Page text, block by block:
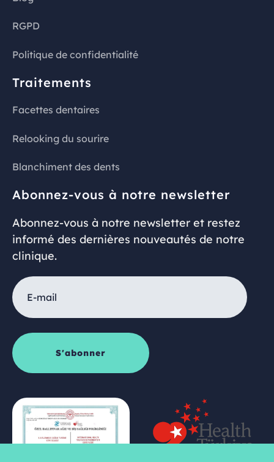
RGPD
Politique de confidentialité
Traitements
Facettes dentaires
Relooking du sourire
Blanchiment des dents
Abonnez-vous à notre newsletter
Abonnez-vous à notre newsletter et restez
informé des dernières nouveautés de notre
clinique.